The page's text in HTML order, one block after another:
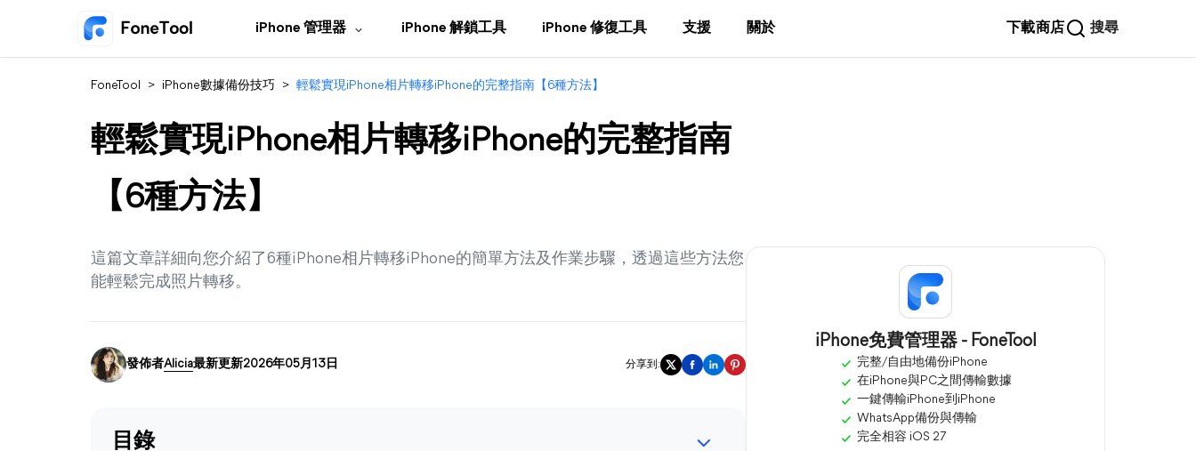
iPhone 管理器 iPhone 解鎖工具 iPhone 修復工具 支援 關於 下載商店 搜尋
FoneTool > iPhone數據備份技巧 > 輕鬆實現iPhone相片轉移iPhone的完整指南【6種方法】
輕鬆實現iPhone相片轉移iPhone的完整指南
【6種方法】
這篇文章詳細向您介紹了6種iPhone相片轉移iPhone的簡單方法及作業步驟，透過這些方法您
能輕鬆完成照片轉移。
發佈者Alicia最新更新2026年05月13日 分享到:
目錄
iPhone免費管理器 - FoneTool
完整/自由地備份iPhone
在iPhone與PC之間傳輸數據
一鍵傳輸iPhone到iPhone
WhatsApp備份與傳輸
完全相容 iOS 27